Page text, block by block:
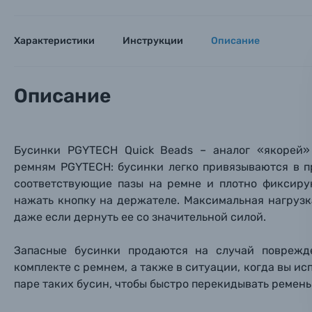
Ваш
Ваш
Аксессуары для фото и видеокамер
Электроника
Материалы
Осветительное оборудование
Фоторамки
Вами с
Имя*
Номер
Характеристики Инструкции Описание
Описание
Бусинки PGYTECH Quick Beads – аналог «якорей
ремням PGYTECH: бусинки легко привязываются в
соответствующие пазы на ремне и плотно
нажать кнопку на держателе. Максимальная
даже если дернуть ее со значительной силой.
Запасные бусинки продаются на случай
комплекте с ремнем, а также в ситуации, когда вы
паре таких бусин, чтобы быстро перекидывать ремень
Ваш